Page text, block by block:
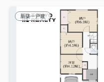
新築一戸建